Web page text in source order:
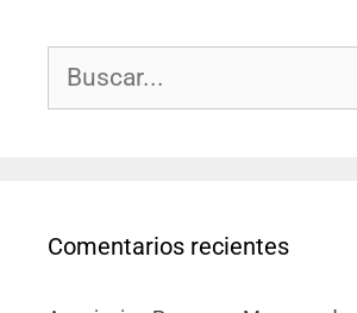
Comentarios recientes